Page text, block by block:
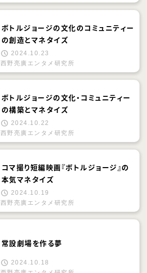
ボトルジョージの文化のコミュニティー
の創造とマネタイズ
2024.10.23
西野亮廣エンタメ研究所
ボトルジョージの文化・コミュニティー
の構築とマネタイズ
2024.10.22
西野亮廣エンタメ研究所
コマ撮り短編映画『ボトルジョージ』の
本気マネタイズ
2024.10.19
西野亮廣エンタメ研究所
常設劇場を作る夢
2024.10.18